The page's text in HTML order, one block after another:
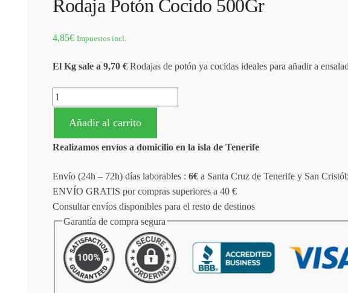
Rodaja Potón Cocido 500Gr
4,85€ Impuestos incl.
El Kg sale a 9,70 € Rodajas de potón ya cocidas ideales para añadir a
Rodaja Potón Cocido 500Gr cantidad
Añadir al carrito
Realizamos envíos a domicilio en la isla de Tenerife
Envío (24h – 72h) días laborables : 6€ a Santa Cruz de Tenerife y San
ENVÍO GRATIS por compras superiores a 40 €
Consultar envíos disponibles para el resto de destinos
Garantía de compra segura